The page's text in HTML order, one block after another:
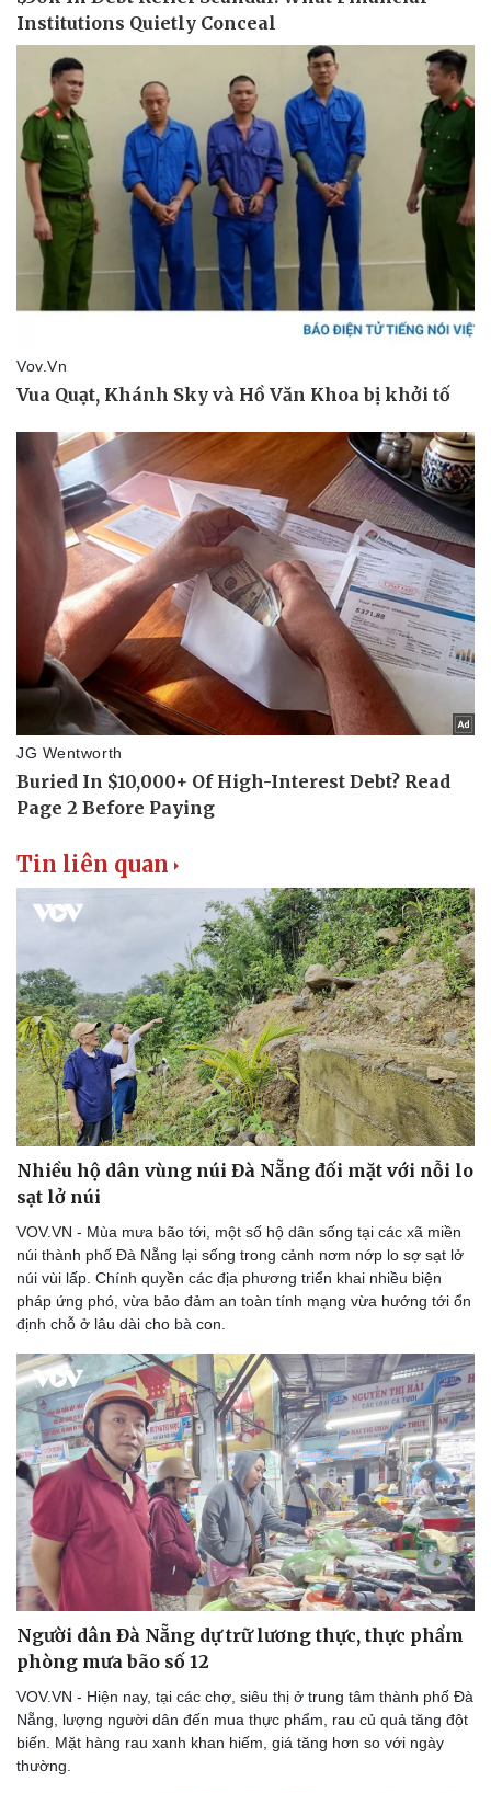
Văn hóa
Sân khấu - Điện ảnh
Văn học
Âm nhạc
Di sản
Giải trí
Nghệ sĩ
Thời trang
Sao Việt
Tin liên quan
Nhiều hộ dân vùng núi Đà Nẵng đối mặt với nỗi lo
sạt lở núi
VOV.VN - Mùa mưa bão tới, một số hộ dân sống tại các xã miền
núi thành phố Đà Nẵng lại sống trong cảnh nơm nớp lo sợ sạt lở
núi vùi lấp. Chính quyền các địa phương triển khai nhiều biện
pháp ứng phó, vừa bảo đảm an toàn tính mạng vừa hướng tới ổn
định chỗ ở lâu dài cho bà con.
Người dân Đà Nẵng dự trữ lương thực, thực phẩm
phòng mưa bão số 12
VOV.VN - Hiện nay, tại các chợ, siêu thị ở trung tâm thành phố Đà
Nẵng, lượng người dân đến mua thực phẩm, rau củ quả tăng đột
biến. Mặt hàng rau xanh khan hiếm, giá tăng hơn so với ngày
thường.